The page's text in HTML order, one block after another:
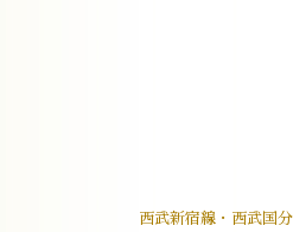
西武新宿線・西武国